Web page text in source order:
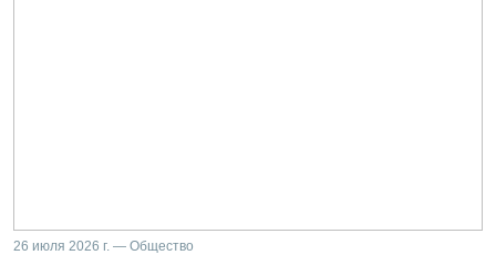
26 июля 2026 г. — Общество